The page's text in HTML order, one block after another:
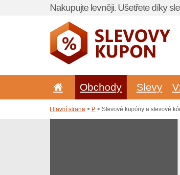
Nakupujte levněji. Ušetřete díky
Obchody Slevy
Hlavní strana > P > Slevové kupóny a slevové